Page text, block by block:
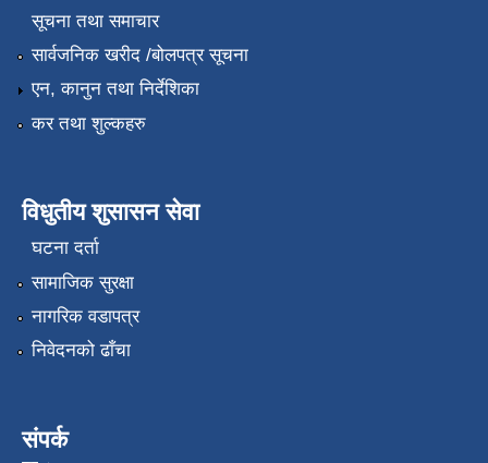
सूचना तथा समाचार
सार्वजनिक खरीद /बोलपत्र सूचना
एन, कानुन तथा निर्देशिका
कर तथा शुल्कहरु
विधुतीय शुसासन सेवा
घटना दर्ता
सामाजिक सुरक्षा
नागरिक वडापत्र
निवेदनको ढाँचा
संपर्क